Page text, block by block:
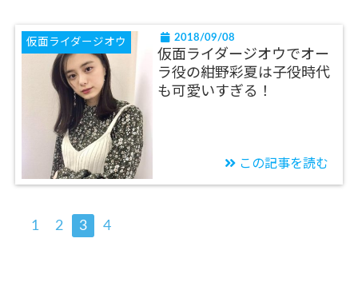
仮面ライダージオウ 2018/09/08
仮面ライダージオウでオー
ラ役の紺野彩夏は子役時代
も可愛いすぎる！
この記事を読む
1 2 3 4